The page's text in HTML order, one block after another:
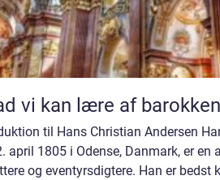
vi kan lære af
til Hans Christian Andersen
april 1805 i Odense, Danmark, er en
og eventyrsdigtere. Han er bedst